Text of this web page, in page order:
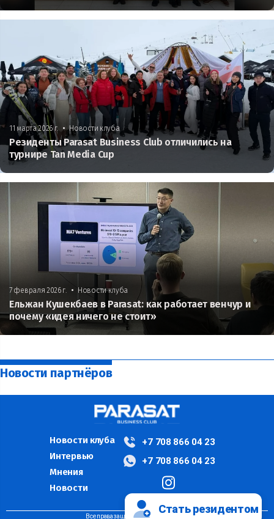
11 марта 2026 г. • Новости клуба
Резиденты Parasat Business Club отличились на
турнире Tan Media Cup
7 февраля 2026 г. • Новости клуба
Ельжан Кушекбаев в Parasat: как работает венчур и
почему «идея ничего не стоит»
Новости партнёров
Новости клуба
Интервью
Мнения
Новости
+7 708 866 04 23
+7 708 866 04 23
Все права защищены ©PARASAT, 2024
Стать резидентом